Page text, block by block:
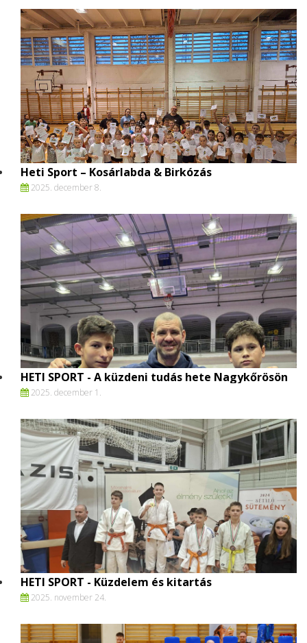
Heti Sport – Kosárlabda & Birkózás
2025. december 8.
HETI SPORT - A küzdeni tudás hete Nagykőrösön
2025. december 1.
HETI SPORT - Küzdelem és kitartás
2025. november 24.